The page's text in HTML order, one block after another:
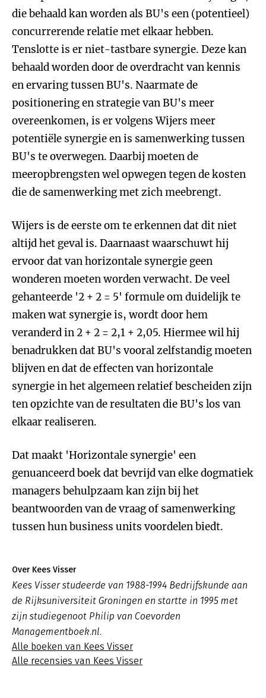
die behaald kan worden als BU's een (potentieel)
concurrerende relatie met elkaar hebben.
Tenslotte is er niet-tastbare synergie. Deze kan
behaald worden door de overdracht van kennis
en ervaring tussen BU's. Naarmate de
positionering en strategie van BU's meer
overeenkomen, is er volgens Wijers meer
potentiële synergie en is samenwerking tussen
BU's te overwegen. Daarbij moeten de
meeropbrengsten wel opwegen tegen de kosten
die de samenwerking met zich meebrengt.
Wijers is de eerste om te erkennen dat dit niet
altijd het geval is. Daarnaast waarschuwt hij
ervoor dat van horizontale synergie geen
wonderen moeten worden verwacht. De veel
gehanteerde '2 + 2 = 5' formule om duidelijk te
maken wat synergie is, wordt door hem
veranderd in 2 + 2 = 2,1 + 2,05. Hiermee wil hij
benadrukken dat BU's vooral zelfstandig moeten
blijven en dat de effecten van horizontale
synergie in het algemeen relatief bescheiden zijn
ten opzichte van de resultaten die BU's los van
elkaar realiseren.
Dat maakt 'Horizontale synergie' een
genuanceerd boek dat bevrijd van elke dogmatiek
managers behulpzaam kan zijn bij het
beantwoorden van de vraag of samenwerking
tussen hun business units voordelen biedt.
Over Kees Visser
Kees Visser studeerde van 1988-1994 Bedrijfskunde aan
de Rijksuniversiteit Groningen en startte in 1995 met
zijn studiegenoot Philip van Coevorden
Managementboek.nl.
Alle boeken van Kees Visser
Alle recensies van Kees Visser